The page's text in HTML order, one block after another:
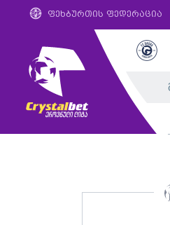
ფეხბურთის ფედერაცია